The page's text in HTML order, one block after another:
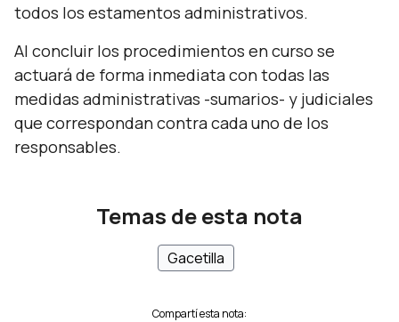
todos los estamentos administrativos.
Al concluir los procedimientos en curso se
actuará de forma inmediata con todas las
medidas administrativas -sumarios- y judiciales
que correspondan contra cada uno de los
responsables.
Temas de esta nota
Gacetilla
Compartí esta nota: